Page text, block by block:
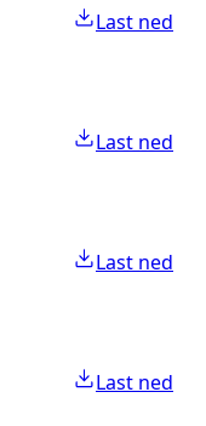
Last ned
Last ned
Last ned
Last ned